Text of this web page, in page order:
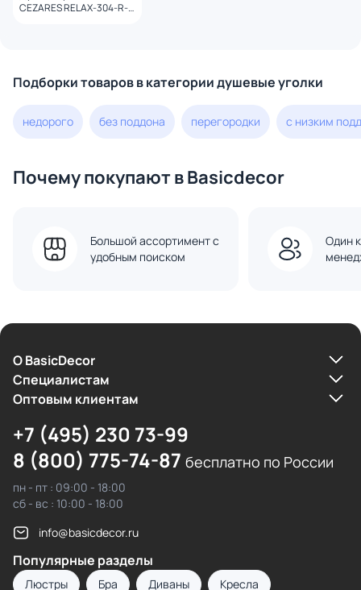
CEZARES RELAX-304-R-
Подборки товаров в категории душевые уголки
недорого без поддона перегородки с низким
Почему покупают в Basicdecor
Большой ассортимент с
удобным поиском
Один
О BasicDecor
Cпециалистам
Оптовым клиентам
+7 (495) 230 73-99
8 (800) 775-74-87 бесплатно по России
пн - пт : 09:00 - 18:00
сб - вс : 10:00 - 18:00
info@basicdecor.ru
Популярные разделы
Люстры Бра Диваны Кресла